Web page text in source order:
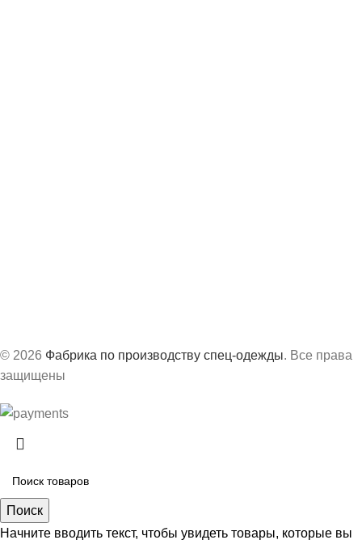
© 2026 Фабрика по производству спец-одежды. Все права
защищены
Поиск
Начните вводить текст, чтобы увидеть товары, которые вы